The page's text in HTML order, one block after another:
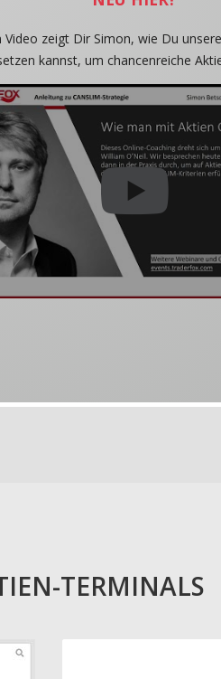
Video zeigt Dir Simon, wie Du
kannst, um chancenreiche
TERMINALS